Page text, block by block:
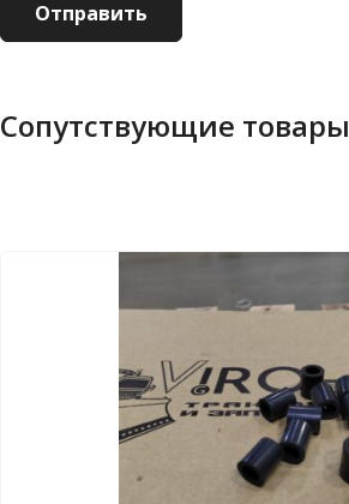
Сопутствующие товары